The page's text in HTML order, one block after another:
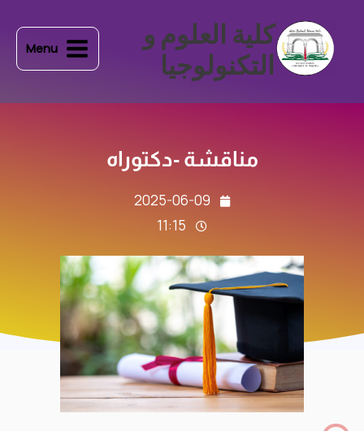
كلية العلوم و
التكنولوجيا
Menu
Menu
مناقشة -دكتوراه
2025-06-09
11:15